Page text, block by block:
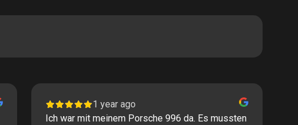
1 year ago
Ich war mit meinem Porsche 996 da. Es mussten